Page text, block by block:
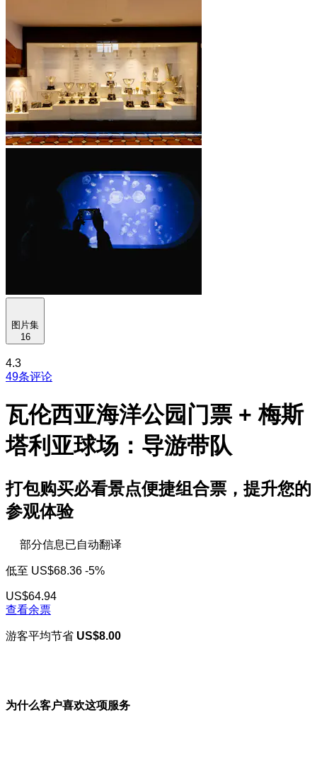
图片集
16
4.3
49条评论
瓦伦西亚海洋公园门票 + 梅斯
塔利亚球场：导游带队
打包购买必看景点便捷组合票，提升您的
参观体验
部分信息已自动翻译
低至 US$68.36 -5%
US$64.94
查看余票
游客平均节省 US$8.00
为什么客户喜欢这项服务